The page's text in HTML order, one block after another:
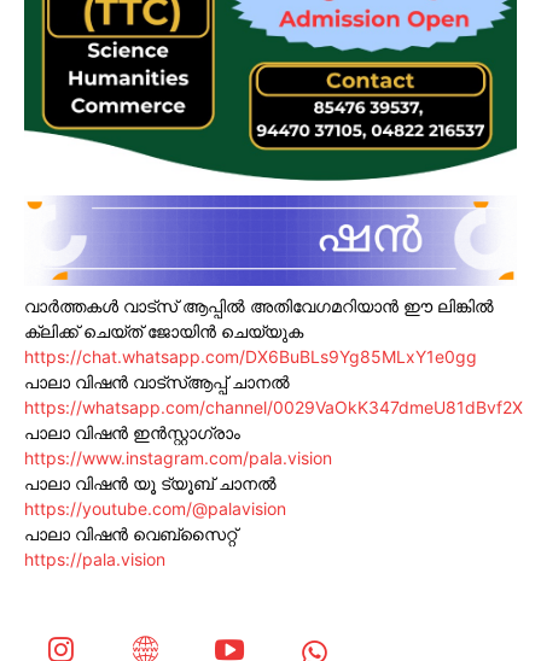
വാർത്തകൾ വാട്സ് ആപ്പിൽ അതിവേഗമറിയാൻ ഈ ലിങ്കിൽ
ക്ലിക്ക് ചെയ്ത് ജോയിൻ ചെയ്യുക
https://chat.whatsapp.com/DX6BuBLs9Yg85MLxY1e0gg
പാലാ വിഷൻ വാട്സ്ആപ്പ് ചാനൽ
https://whatsapp.com/channel/0029VaOkK347dmeU81dBvf2X
പാലാ വിഷൻ ഇൻസ്റ്റാഗ്രാം
https://www.instagram.com/pala.vision
പാലാ വിഷൻ യൂ ട്യൂബ് ചാനൽ
https://youtube.com/@palavision
പാലാ വിഷൻ വെബ്സൈറ്റ്
https://pala.vision